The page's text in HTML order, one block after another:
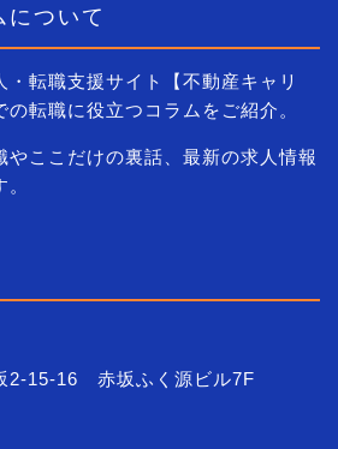
ついて
転職支援サイト【不動産キャリ
転職に役立つコラムをご紹介。
やここだけの裏話、最新の求人情報
2-15-16 赤坂ふく源ビル7F